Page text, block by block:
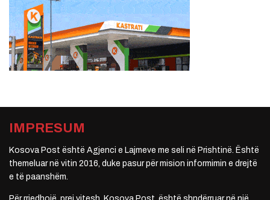
IMPRESUM
Kosova Post është Agjenci e Lajmeve me seli në Prishtinë. Është
themeluar në vitin 2016, duke pasur për mision informimin e drejtë
e të paanshëm.